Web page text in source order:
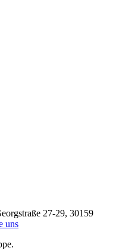
27-29, 30159
uns